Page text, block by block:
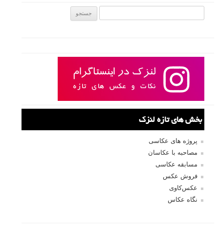
بخش های تازه لنزک
پروژه های عکاسی
مصاحبه با عکاسان
مسابقه عکاسی
فروش عکس
عکس‌کاوی
نگاه عکاس